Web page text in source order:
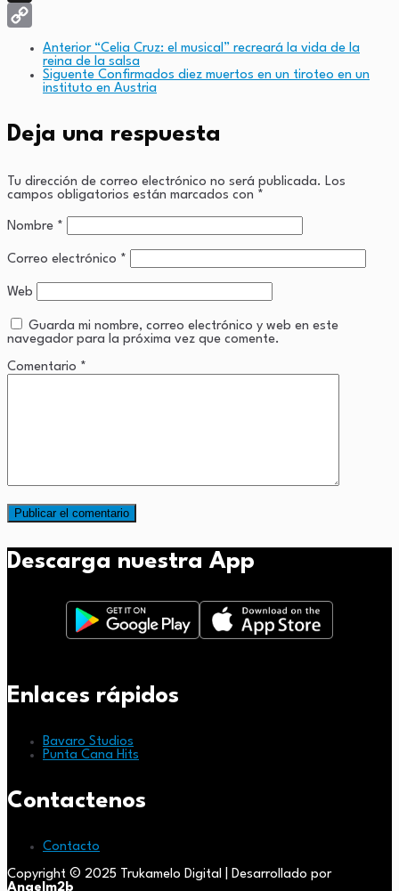
X
Anterior “Celia Cruz: el musical” recreará la vida de la
reina de la salsa
Siguente Confirmados diez muertos en un tiroteo en un
instituto en Austria
Deja una respuesta
Tu dirección de correo electrónico no será publicada. Los
campos obligatorios están marcados con *
Nombre *
Correo electrónico *
Web
Guarda mi nombre, correo electrónico y web en este
navegador para la próxima vez que comente.
Comentario *
Descarga nuestra App
Enlaces rápidos
Bavaro Studios
Punta Cana Hits
Contactenos
Contacto
Copyright © 2025 Trukamelo Digital | Desarrollado por
Angelm2b